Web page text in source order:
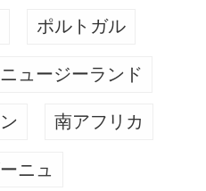
ポルトガル
ニュージーランド
南アフリカ
ニュ